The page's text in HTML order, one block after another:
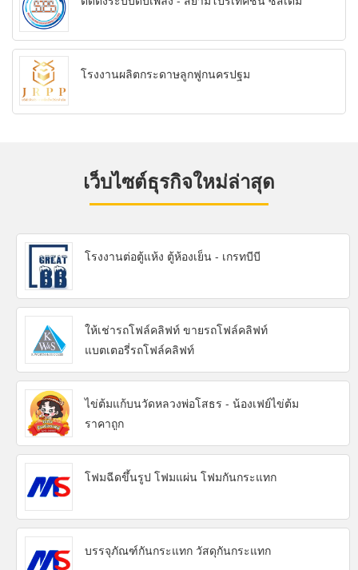
โรงงานผลิตกระดาษลูกฟูกนครปฐม
เว็บไซต์ธุรกิจใหม่ล่าสุด
โรงงานต่อตู้แห้ง ตู้ห้องเย็น - เกรทบีบี
ให้เช่ารถโฟล์คลิฟท์ ขายรถโฟล์คลิฟท์
แบตเตอรี่รถโฟล์คลิฟท์
ไข่ต้มแก้บนวัดหลวงพ่อโสธร - น้องเฟย์ไข่ต้ม
ราคาถูก
โฟมฉีดขึ้นรูป โฟมแผ่น โฟมกันกระแทก
บรรจุภัณฑ์กันกระแทก วัสดุกันกระแทก